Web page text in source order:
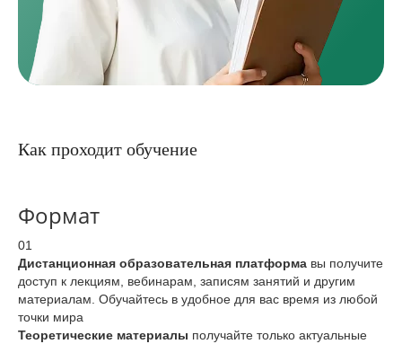
Как проходит обучение
Формат
01
Дистанционная образовательная платформа вы получите
доступ к лекциям, вебинарам, записям занятий и другим
материалам. Обучайтесь в удобное для вас время из любой
точки мира
Теоретические материалы получайте только актуальные